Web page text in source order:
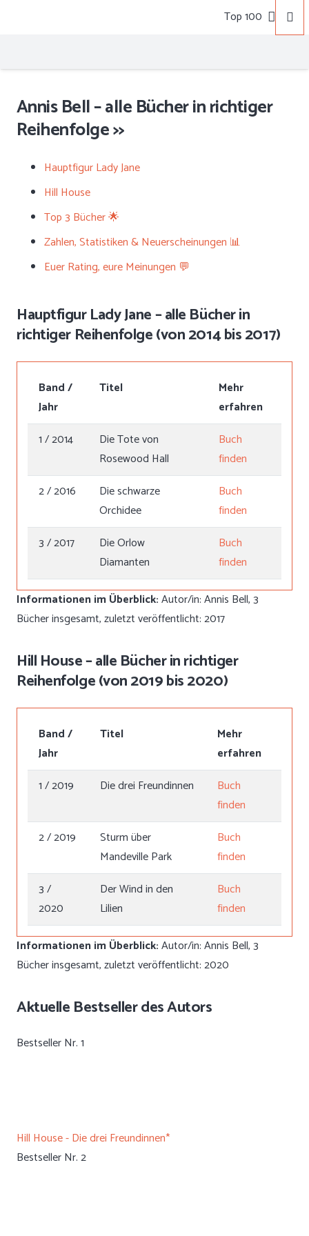
Top 100
Annis Bell – alle Bücher in richtiger
Reihenfolge >>
Hauptfigur Lady Jane
Hill House
Top 3 Bücher 🌟
Zahlen, Statistiken & Neuerscheinungen 📊
Euer Rating, eure Meinungen 💬
Hauptfigur Lady Jane – alle Bücher in
richtiger Reihenfolge (von 2014 bis 2017)
Band /
Jahr
Titel
Mehr
erfahren
1 / 2014
Die Tote von
Rosewood Hall
Buch
finden
2 / 2016
Die schwarze
Orchidee
Buch
finden
3 / 2017
Die Orlow
Diamanten
Buch
finden
Informationen im Überblick:Autor/in: Annis Bell, 3
Bücher insgesamt, zuletzt veröffentlicht: 2017
Hill House – alle Bücher in richtiger
Reihenfolge (von 2019 bis 2020)
Band /
Jahr
Titel
Mehr
erfahren
1 / 2019
Die drei Freundinnen
Buch
finden
2 / 2019
Sturm über
Mandeville Park
Buch
finden
3 /
2020
Der Wind in den
Lilien
Buch
finden
Informationen im Überblick:Autor/in: Annis Bell, 3
Bücher insgesamt, zuletzt veröffentlicht: 2020
Aktuelle Bestseller des Autors
Bestseller Nr. 1
Hill House - Die drei Freundinnen*
Bestseller Nr. 2